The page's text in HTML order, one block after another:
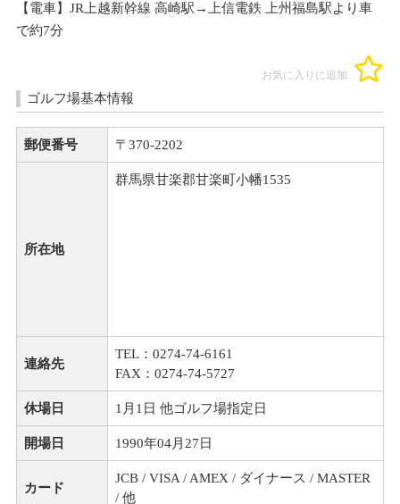
【電車】JR上越新幹線 高崎駅→上信電鉄 上州福島駅より車
で約7分
お気に入りに追加
ゴルフ場基本情報
郵便番号 〒370-2202
所在地
群馬県甘楽郡甘楽町小幡1535
連絡先
TEL：0274-74-6161
FAX：0274-74-5727
休場日 1月1日 他ゴルフ場指定日
開場日 1990年04月27日
カード
JCB / VISA / AMEX / ダイナース / MASTER
/ 他